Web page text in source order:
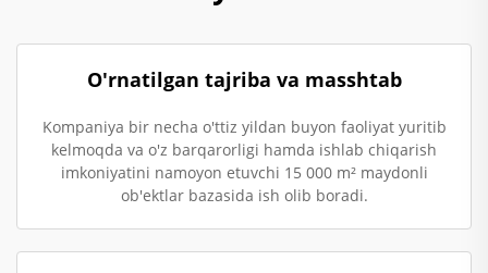
O'rnatilgan tajriba va masshtab
Kompaniya bir necha o'ttiz yildan buyon faoliyat yuritib
kelmoqda va o'z barqarorligi hamda ishlab chiqarish
imkoniyatini namoyon etuvchi 15 000 m² maydonli
ob'ektlar bazasida ish olib boradi.